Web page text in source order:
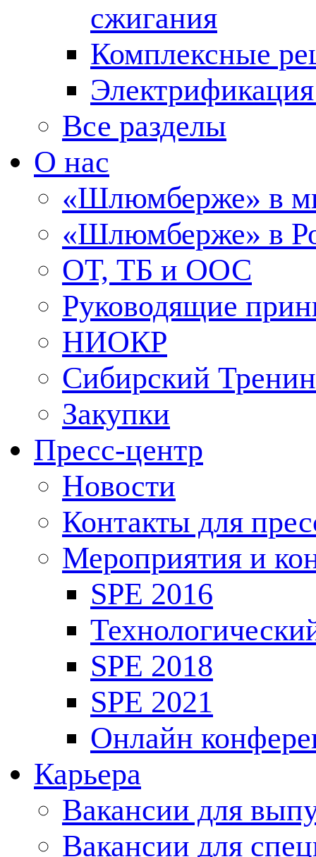
сжигания
Комплексные
Все разделы
О нас
«Шлюмберже» в
«Шлюмберже» в
ОТ, ТБ и ООС
Руководящие
НИОКР
Сибирский
Закупки
Пресс-центр
Новости
Контакты для
Мероприятия и
SPE 2016
SPE 2018
SPE 2021
Онлайн
Карьера
Вакансии для
Вакансии для